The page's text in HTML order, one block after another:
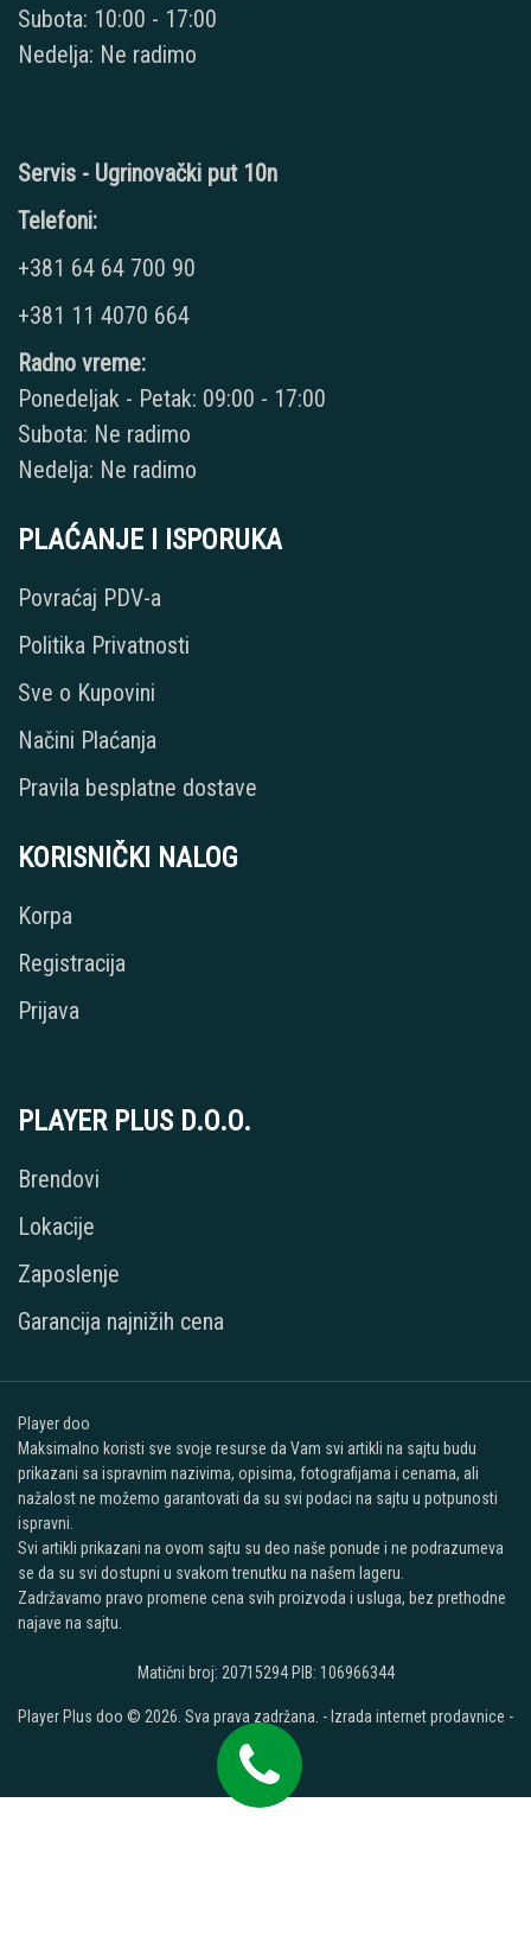
Subota: 10:00 - 17:00
Nedelja: Ne radimo
Servis - Ugrinovački put 10n
Telefoni:
+381 64 64 700 90
+381 11 4070 664
Radno vreme:
Ponedeljak - Petak: 09:00 - 17:00
Subota: Ne radimo
Nedelja: Ne radimo
PLAĆANJE I ISPORUKA
Povraćaj PDV-a
Politika Privatnosti
Sve o Kupovini
Načini Plaćanja
Pravila besplatne dostave
KORISNIČKI NALOG
Korpa
Registracija
Prijava
PLAYER PLUS D.O.O.
Brendovi
Lokacije
Zaposlenje
Garancija najnižih cena
Player doo
Maksimalno koristi sve svoje resurse da Vam svi artikli na sajtu budu
prikazani sa ispravnim nazivima, opisima, fotografijama i cenama, ali
nažalost ne možemo garantovati da su svi podaci na sajtu u potpunosti
ispravni.
Svi artikli prikazani na ovom sajtu su deo naše ponude i ne podrazumeva
se da su svi dostupni u svakom trenutku na našem lageru.
Zadržavamo pravo promene cena svih proizvoda i usluga, bez prethodne
najave na sajtu.
Matični broj: 20715294 PIB: 106966344
Player Plus doo © 2026. Sva prava zadržana. - Izrada internet prodavnice -
Selltico.